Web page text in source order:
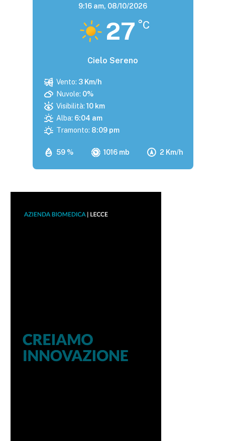
9:16 am, 08/10/2026
27 °C
Cielo Sereno
59 % 1016 mb 2 Km/h
Vento: 3 Km/h
Nuvole: 0%
Visibilità: 10 km
Alba: 6:04 am
Tramonto: 8:09 pm